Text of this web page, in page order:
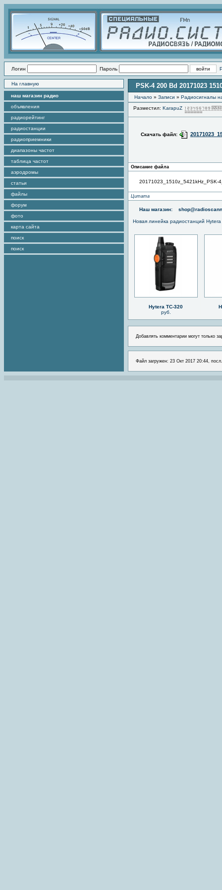
Логин Пароль
На главную
наш магазин радио
объявления
радиорейтинг
радиостанции
радиоприемники
диапазоны частот
таблица частот
аэродромы
статьи
файлы
форум
фото
карта сайта
поиск
поиск
PSK-4 200 Bd 20171023
Начало » Записи » Радиоcигналы
Разместил: KarapuZ
Скачать файл:
Описание файла
20171023_1510z_5421kHz_PSK-
Цитата
Наш магазин:
Новая линейка радиостанций
Hytera TC-320
руб.
Добавлять комментарии могут только
Файл загружен: 23 Окт 2017 20:44,